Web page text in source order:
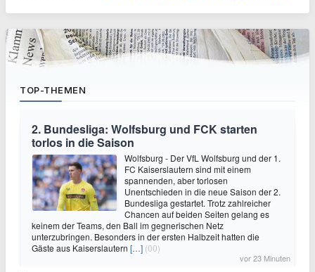
TOP-THEMEN
2. Bundesliga: Wolfsburg und FCK starten
torlos in die Saison
Wolfsburg - Der VfL Wolfsburg und der 1.
FC Kaiserslautern sind mit einem
spannenden, aber torlosen
Unentschieden in die neue Saison der 2.
Bundesliga gestartet. Trotz zahlreicher
Chancen auf beiden Seiten gelang es
keinem der Teams, den Ball im gegnerischen Netz
unterzubringen. Besonders in der ersten Halbzeit hatten die
Gäste aus Kaiserslautern […] (00)
vor 23 Minuten